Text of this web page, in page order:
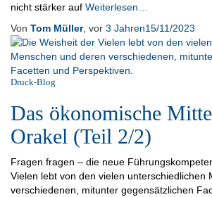
nicht stärker auf Weiterlesen…
Von Tom Müller, vor 3 Jahren15/11/2023
Druck-Blog
Das ökonomische
Orakel (Teil 2/2)
Fragen fragen – die neue
Vielen lebt von den vielen unterschiedlichen
verschiedenen, mitunter gegensätzlichen